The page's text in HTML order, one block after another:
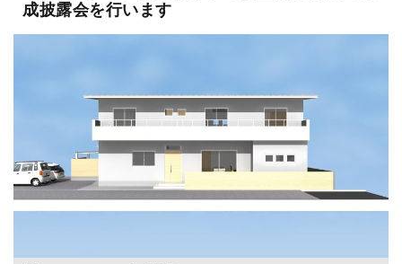
成披露会を行います